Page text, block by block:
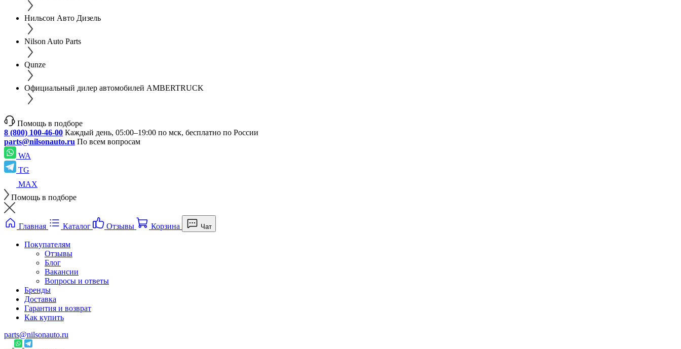
Нильсон Авто Дизель
Nilson Auto Parts
Qunze
Официальный дилер автомобилей AMBERTRUCK
Помощь в подборе
8 (800) 100-46-00 Каждый день, 05:00–19:00 по мск, бесплатно по России
parts@nilsonauto.ru По всем вопросам
WA
TG
MAX
Помощь в подборе
Главная Каталог Отзывы Корзина Чат
Покупателям
Отзывы
Блог
Вакансии
Вопросы и ответы
Бренды
Доставка
Гарантия и возврат
Как купить
parts@nilsonauto.ru